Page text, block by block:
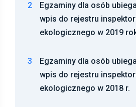
2
Egzaminy dla osób
wpis do rejestru
ekologicznego w 2019
3
Egzaminy dla osób
wpis do rejestru
ekologicznego w 2018 r.